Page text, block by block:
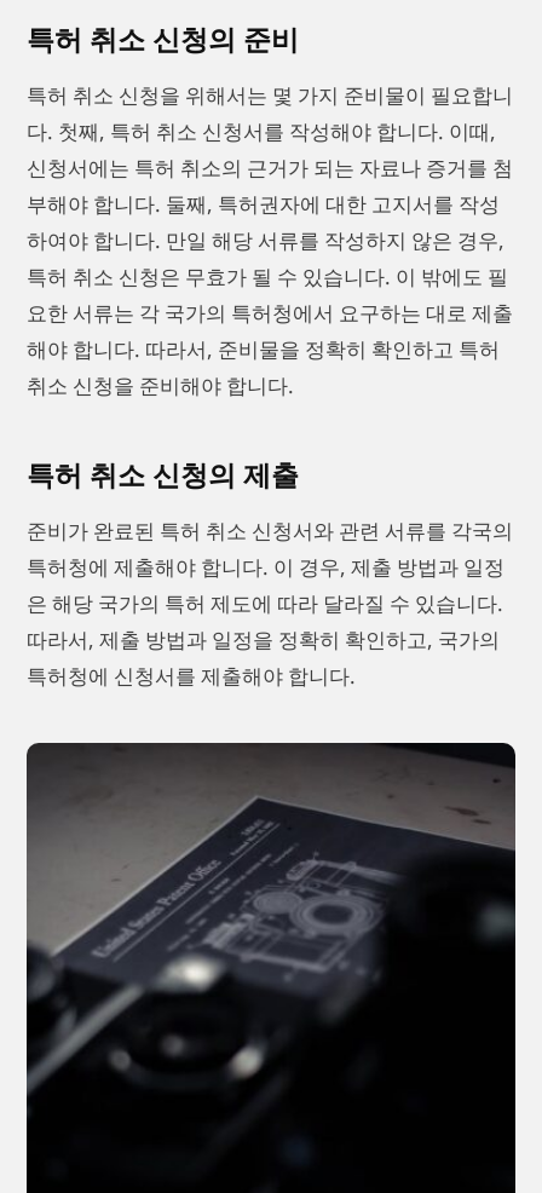
특허 취소 신청의 준비
특허 취소 신청을 위해서는 몇 가지 준비물이 필요합니
다. 첫째, 특허 취소 신청서를 작성해야 합니다. 이때,
신청서에는 특허 취소의 근거가 되는 자료나 증거를 첨
부해야 합니다. 둘째, 특허권자에 대한 고지서를 작성
하여야 합니다. 만일 해당 서류를 작성하지 않은 경우,
특허 취소 신청은 무효가 될 수 있습니다. 이 밖에도 필
요한 서류는 각 국가의 특허청에서 요구하는 대로 제출
해야 합니다. 따라서, 준비물을 정확히 확인하고 특허
취소 신청을 준비해야 합니다.
특허 취소 신청의 제출
준비가 완료된 특허 취소 신청서와 관련 서류를 각국의
특허청에 제출해야 합니다. 이 경우, 제출 방법과 일정
은 해당 국가의 특허 제도에 따라 달라질 수 있습니다.
따라서, 제출 방법과 일정을 정확히 확인하고, 국가의
특허청에 신청서를 제출해야 합니다.